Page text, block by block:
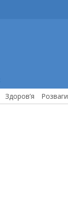
Здоров’я Розваги